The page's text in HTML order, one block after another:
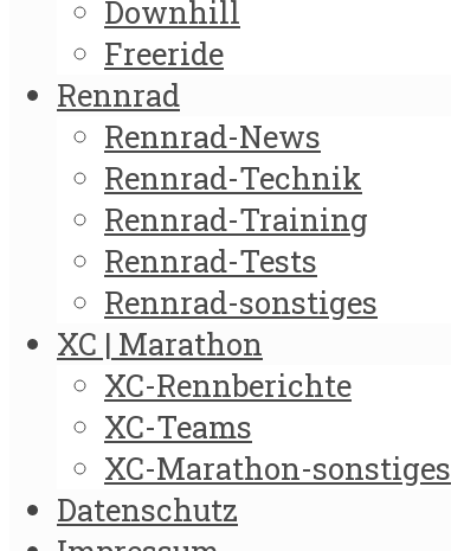
Downhill
Freeride
Rennrad
Rennrad-News
Rennrad-Technik
Rennrad-Training
Rennrad-Tests
Rennrad-sonstiges
XC | Marathon
XC-Rennberichte
XC-Teams
XC-Marathon-sonstiges
Datenschutz